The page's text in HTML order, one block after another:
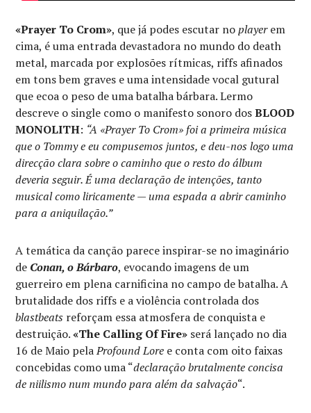
«Prayer To Crom», que já podes escutar noplayerem
cima, é uma entrada devastadora no mundo do death
metal, marcada por explosões rítmicas, riffs afinados
em tons bem graves e uma intensidade vocal gutural
que ecoa o peso de uma batalha bárbara. Lermo
descreve o single como o manifesto sonoro dosBLOOD
MONOLITH: “A «Prayer To Crom» foi a primeira música
que o Tommy e eu compusemos juntos, e deu-nos logo uma
direcção clara sobre o caminho que o resto do álbum
deveria seguir. É uma declaração de intenções, tanto
musical como liricamente — uma espada a abrir caminho
para a aniquilação.”
A temática da canção parece inspirar-se no imaginário
de Conan, o Bárbaro, evocando imagens de um
guerreiro em plena carnificina no campo de batalha. A
brutalidade dos riffs e a violência controlada dos
blastbeats reforçam essa atmosfera de conquista e
destruição.«The Calling Of Fire» será lançado no dia
16 de Maio pelaProfound Lore e conta com oito faixas
concebidas como uma “declaração brutalmente concisa
de niilismo num mundo para além da salvação“.